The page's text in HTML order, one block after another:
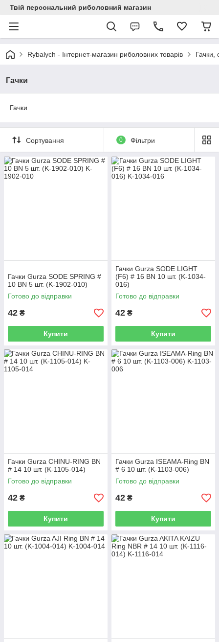
Твій персональний риболовний магазин
Rybalych - Інтернет-магазин риболовних товарів Гачки,
Гачки
Гачки
Сортування 0 Фільтри
Гачки Gurza SODE SPRING #
10 BN 5 шт. (K-1902-010)
Готово до відправки
42 ₴
Купити
Гачки Gurza SODE LIGHT
(F6) # 16 BN 10 шт. (K-1034-
016)
Готово до відправки
42 ₴
Купити
Гачки Gurza CHINU-RING BN
# 14 10 шт. (K-1105-014)
Готово до відправки
42 ₴
Купити
Гачки Gurza ISEAMA-Ring BN
# 6 10 шт. (K-1103-006)
Готово до відправки
42 ₴
Купити